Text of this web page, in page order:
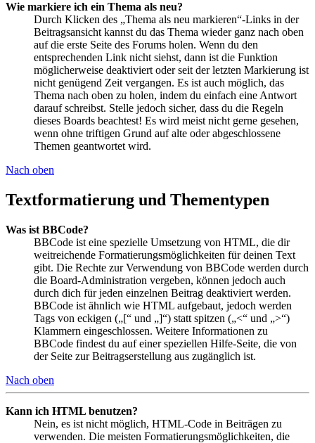
Wie markiere ich ein Thema als neu?
Durch Klicken des „Thema als neu markieren“-Links in der
Beitragsansicht kannst du das Thema wieder ganz nach oben
auf die erste Seite des Forums holen. Wenn du den
entsprechenden Link nicht siehst, dann ist die Funktion
möglicherweise deaktiviert oder seit der letzten Markierung ist
nicht genügend Zeit vergangen. Es ist auch möglich, das
Thema nach oben zu holen, indem du einfach eine Antwort
darauf schreibst. Stelle jedoch sicher, dass du die Regeln
dieses Boards beachtest! Es wird meist nicht gerne gesehen,
wenn ohne triftigen Grund auf alte oder abgeschlossene
Themen geantwortet wird.
Nach oben
Textformatierung und Thementypen
Was ist BBCode?
BBCode ist eine spezielle Umsetzung von HTML, die dir
weitreichende Formatierungsmöglichkeiten für deinen Text
gibt. Die Rechte zur Verwendung von BBCode werden durch
die Board-Administration vergeben, können jedoch auch
durch dich für jeden einzelnen Beitrag deaktiviert werden.
BBCode ist ähnlich wie HTML aufgebaut, jedoch werden
Tags von eckigen („[“ und „]“) statt spitzen („<“ und „>“)
Klammern eingeschlossen. Weitere Informationen zu
BBCode findest du auf einer speziellen Hilfe-Seite, die von
der Seite zur Beitragserstellung aus zugänglich ist.
Nach oben
Kann ich HTML benutzen?
Nein, es ist nicht möglich, HTML-Code in Beiträgen zu
verwenden. Die meisten Formatierungsmöglichkeiten, die